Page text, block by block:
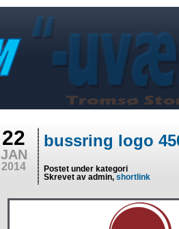
22
JAN
2014
bussring logo
Postet under kategori
Skrevet av admin,shortlink